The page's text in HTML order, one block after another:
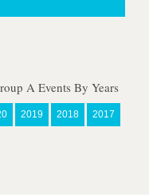
A Events By Years
2019 2018 2017